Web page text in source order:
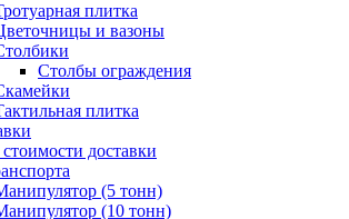
плитка
и вазоны
Столбы ограждения
плитка
стоимости доставки
(5 тонн)
(10 тонн)